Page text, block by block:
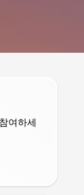
여하세